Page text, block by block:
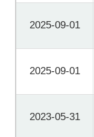
2025-09-01
2025-09-01
2023-05-31